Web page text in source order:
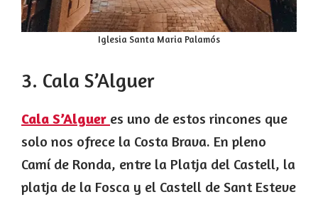
Iglesia Santa Maria Palamós
3. Cala S’Alguer
Cala S’Alguer es uno de estos rincones que
solo nos ofrece la Costa Brava. En pleno
Camí de Ronda, entre la Platja del Castell, la
platja de la Fosca y el Castell de Sant Esteve